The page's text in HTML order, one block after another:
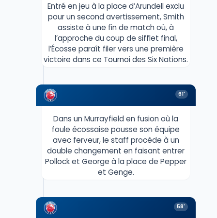
Entré en jeu à la place d’Arundell exclu
pour un second avertissement, Smith
assiste à une fin de match où, à
l’approche du coup de sifflet final,
l’Écosse paraît filer vers une première
victoire dans ce Tournoi des Six Nations.
61'
Dans un Murrayfield en fusion où la
foule écossaise pousse son équipe
avec ferveur, le staff procède à un
double changement en faisant entrer
Pollock et George à la place de Pepper
et Genge.
58'